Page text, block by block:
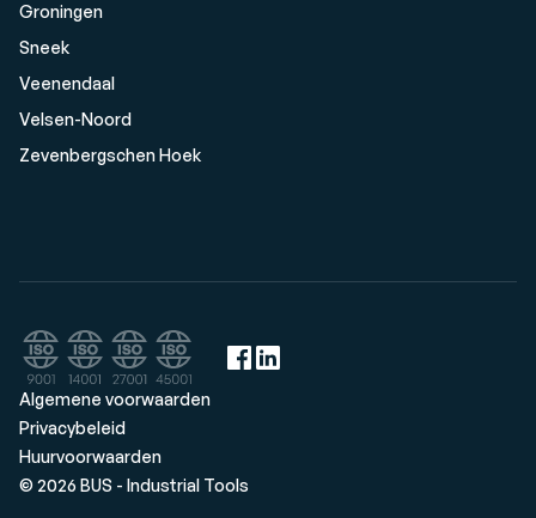
Groningen
Sneek
Veenendaal
Velsen-Noord
Zevenbergschen Hoek
Algemene voorwaarden
Privacybeleid
Huurvoorwaarden
© 2026 BUS - Industrial Tools